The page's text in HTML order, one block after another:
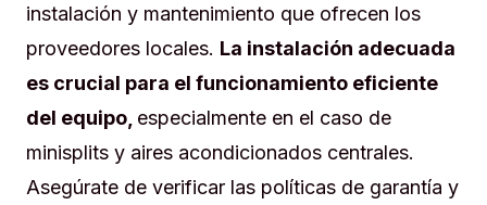
instalación y mantenimiento que ofrecen los
proveedores locales. La instalación adecuada
es crucial para el funcionamiento eficiente
del equipo, especialmente en el caso de
minisplits y aires acondicionados centrales.
Asegúrate de verificar las políticas de garantía y